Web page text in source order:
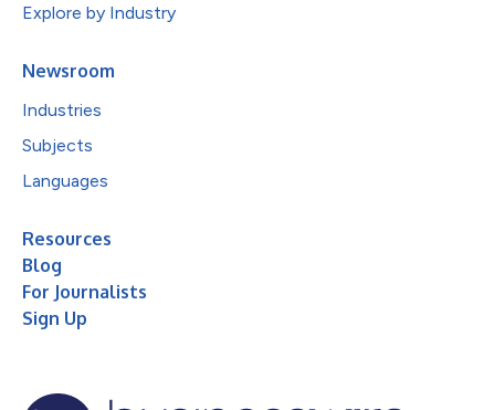
Explore by Industry
Newsroom
Industries
Subjects
Languages
Resources
Blog
For Journalists
Sign Up